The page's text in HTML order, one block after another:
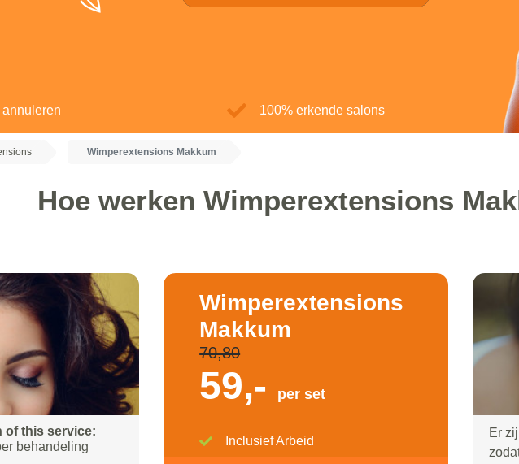
annuleren 100% erkende salons
Wimperextensions Makkum
Hoe werken Wimperextensions
of this service:
behandeling
Wimperextensions
Makkum
70,80
59,- per set
Inclusief Arbeid
Er